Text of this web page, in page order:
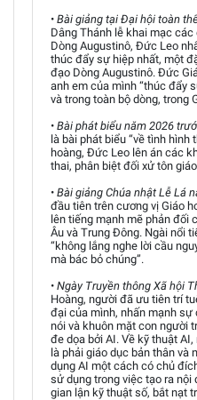
• Bài giảng tại Đại hội toàn
Dâng Thánh lễ khai mạc
Dòng Augustinô, Đức Leo
thúc đẩy sự hiệp nhất, một
đạo Dòng Augustinô. Đức
anh em của mình “thúc đẩy
và trong toàn bộ dòng, trong
• Bài phát biểu năm 2026
là bài phát biểu “về tình hình
hoàng, Đức Leo lên án các
thai, phân biệt đối xử tôn
• Bài giảng Chúa nhật Lễ Lá
đầu tiên trên cương vị Giáo
lên tiếng mạnh mẽ phản đối
Âu và Trung Đông. Ngài nổi
“không lắng nghe lời cầu
mà bác bỏ chúng”.
• Ngày Truyền thông Xã hội
Hoàng, người đã ưu tiên trí
đại của mình, nhấn mạnh
nói và khuôn mặt con người
đe dọa bởi AI. Về kỹ thuật
là phải giáo dục bản thân và
dụng AI một cách có chủ
sử dụng trong việc tạo ra nội
gian lận kỹ thuật số, bắt nạt